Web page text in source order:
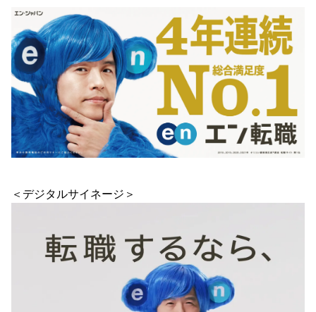
＜デジタルサイネージ＞